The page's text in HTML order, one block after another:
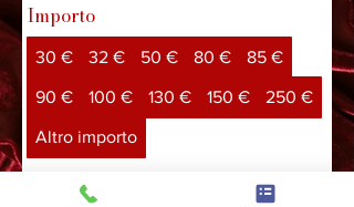
Importo
30 € 32 € 50 € 80 € 85 €
90 € 100 € 130 € 150 € 250 €
Altro importo
Quantità